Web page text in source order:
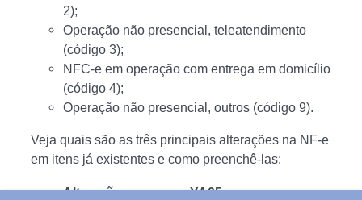
2);
Operação não presencial, teleatendimento
(código 3);
NFC-e em operação com entrega em domicílio
(código 4);
Operação não presencial, outros (código 9).
Veja quais são as três principais alterações na NF-e
em itens já existentes e como preenchê-las:
Alteração no campo YA05